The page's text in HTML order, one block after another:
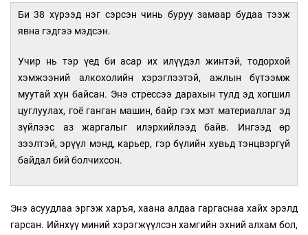
Би 38 хүрээд нэг сэрсэн чинь буруу замаар будаа тээж
явна гэдгээ мэдсэн.
Учир нь тэр үед би асар их илүүдэл жинтэй, тодорхой
хэмжээний алкохолийн хэрэглээтэй, ажлын бүтээмж
муутай хүн байсан. Энэ стрессээ дарахын тулд эд хогшил
цуглуулах, гоё ганган машин, байр гэх мэт материаллаг эд
зүйлээс аз жаргалыг илэрхийлээд байв. Ингээд өр
зээлтэй, эрүүл мэнд, карьер, гэр бүлийн хувьд тэнцвэргүй
байдал бий болчихсон.
Энэ асуудлаа эргэж харъя, хаана алдаа гаргаснаа хайх эрэлд
гарсан. Ийнхүү миний хэрэгжүүлсэн хамгийн эхний алхам бол,